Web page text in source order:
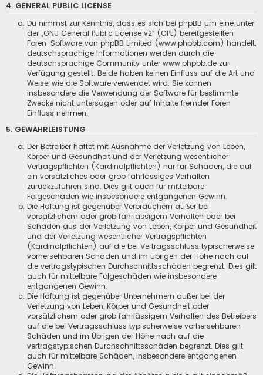
4. GENERAL PUBLIC LICENSE
Du nimmst zur Kenntnis, dass es sich bei phpBB um eine unter
der „GNU General Public License v2“ (GPL) bereitgestellten
Foren-Software von phpBB Limited (www.phpbb.com) handelt;
deutschsprachige Informationen werden durch die
deutschsprachige Community unter www.phpbb.de zur
Verfügung gestellt. Beide haben keinen Einfluss auf die Art und
Weise, wie die Software verwendet wird. Sie können
insbesondere die Verwendung der Software für bestimmte
Zwecke nicht untersagen oder auf Inhalte fremder Foren
Einfluss nehmen.
5. GEWÄHRLEISTUNG
Der Betreiber haftet mit Ausnahme der Verletzung von Leben,
Körper und Gesundheit und der Verletzung wesentlicher
Vertragspflichten (Kardinalpflichten) nur für Schäden, die auf
ein vorsätzliches oder grob fahrlässiges Verhalten
zurückzuführen sind. Dies gilt auch für mittelbare
Folgeschäden wie insbesondere entgangenen Gewinn.
Die Haftung ist gegenüber Verbrauchern außer bei
vorsätzlichem oder grob fahrlässigem Verhalten oder bei
Schäden aus der Verletzung von Leben, Körper und Gesundheit
und der Verletzung wesentlicher Vertragspflichten
(Kardinalpflichten) auf die bei Vertragsschluss typischerweise
vorhersehbaren Schäden und im übrigen der Höhe nach auf
die vertragstypischen Durchschnittsschäden begrenzt. Dies gilt
auch für mittelbare Folgeschäden wie insbesondere
entgangenen Gewinn.
Die Haftung ist gegenüber Unternehmern außer bei der
Verletzung von Leben, Körper und Gesundheit oder
vorsätzlichem oder grob fahrlässigem Verhalten des Betreibers
auf die bei Vertragsschluss typischerweise vorhersehbaren
Schäden und im Übrigen der Höhe nach auf die
vertragstypischen Durchschnittsschäden begrenzt. Dies gilt
auch für mittelbare Schäden, insbesondere entgangenen
Gewinn.